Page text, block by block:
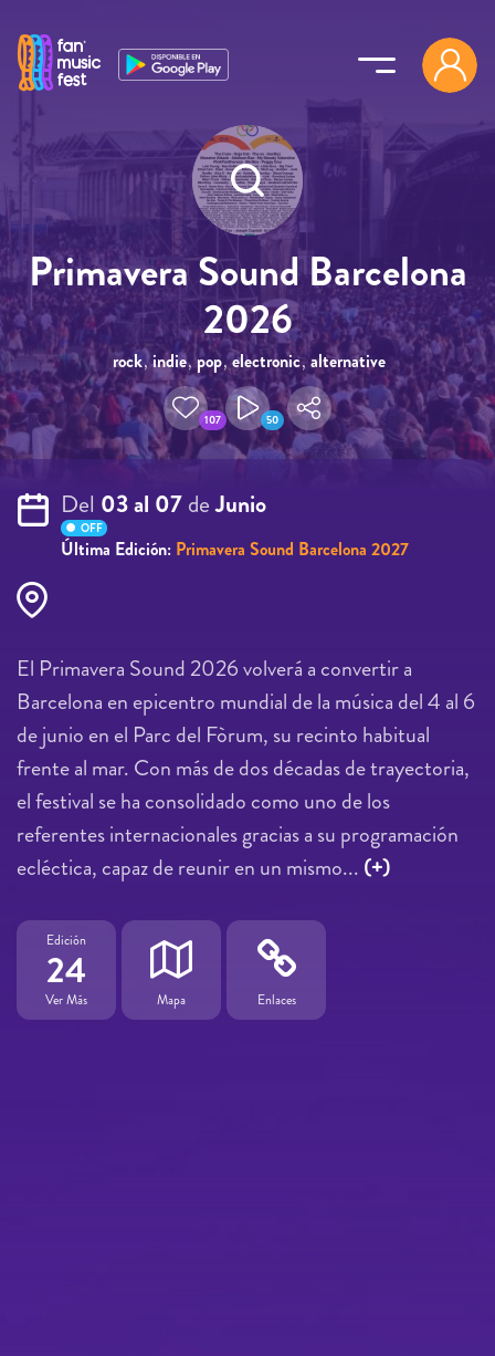
Primavera Sound Barcelona
2026
rock,indie, pop, electronic,alternative
107 50
Del 03 al 07deJunio
OFF
Última Edición: Primavera Sound Barcelona 2027
El Primavera Sound 2026 volverá a convertir a
Barcelona en epicentro mundial de la música del 4 al 6
de junio en el Parc del Fòrum, su recinto habitual
frente al mar. Con más de dos décadas de trayectoria,
el festival se ha consolidado como uno de los
referentes internacionales gracias a su programación
ecléctica, capaz de reunir en un mismo... (+)
Edición
24
Ver Más Mapa Enlaces